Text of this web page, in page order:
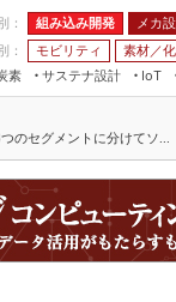
： 組み込み開発 メカ
：
モビリティ 素材／
素
サステナ設計
IoT
JIMTOF
組込み/エ
展＆IoT/
IIFES
国際ロボッ
のセグメントに分けてソ...